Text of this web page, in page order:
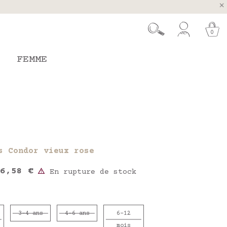
26 août
0
FEMME
Condor vieux rose
€ En rupture de stock
3-4 ans 4-6 ans
6-12